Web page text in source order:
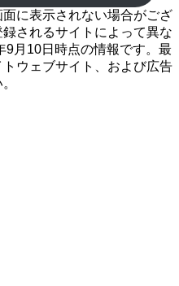
に表示されない場合がござ
されるサイトによって異な
9月10日時点の情報です。最
ウェブサイト、および広告